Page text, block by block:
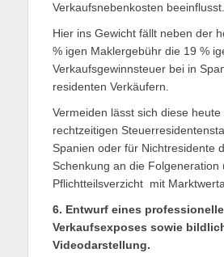
Verkaufsnebenkosten beeinflusst.
Hier ins Gewicht fällt neben der
% igen Maklergebühr die 19 %
Verkaufsgewinnsteuer bei in
residenten Verkäufern.
Vermeiden lässt sich diese
rechtzeitigen
Spanien oder für Nichtresidente
Schenkung an die Folgeneration
Pflichtteilsverzicht mit
6. Entwurf eines
Verkaufsexposes sowie
Videodarstellung.